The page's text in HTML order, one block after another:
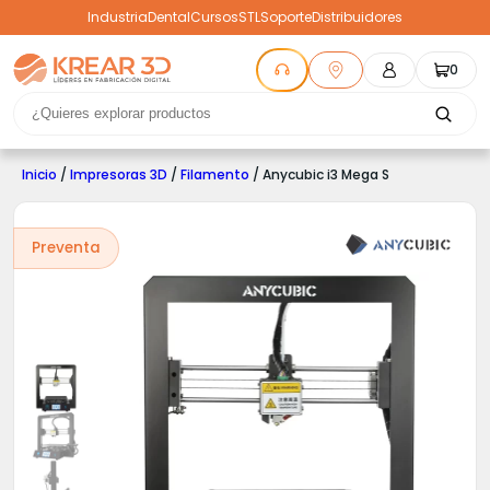
IndustriaDentalCursosSTLSoporteDistribuidores
0
Inicio / Impresoras 3D / Filamento / Anycubic i3 Mega S
Preventa